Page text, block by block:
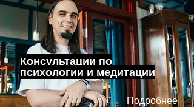
Консультации по
психологии и медитации
Подробнее